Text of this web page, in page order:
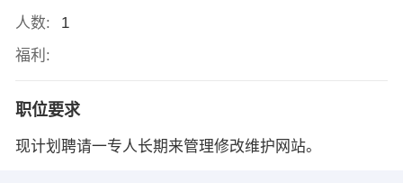
人数:
1
福利:
职位要求
现计划聘请一专人长期来管理修改维护网站。